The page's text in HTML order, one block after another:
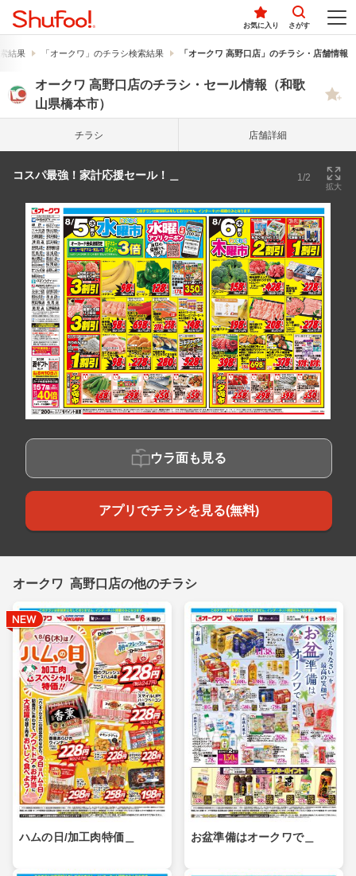
お気に入り さがす
結果 「オークワ」のチラシ検索結果 「オークワ 高野口店」のチラシ・店舗情報
オークワ 高野口店のチラシ・セール情報（和歌
山県橋本市）
チラシ 店舗詳細
コスパ最強！家計応援セール！＿ 1/2
拡大
ウラ面も見る
アプリでチラシを見る(無料)
オークワ 高野口店の他のチラシ
ハムの日/加工肉特価＿ お盆準備はオークワで＿